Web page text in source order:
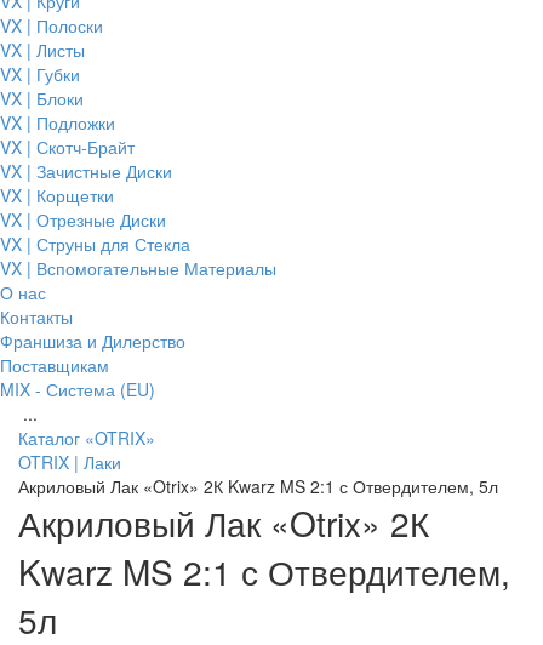
VX | Полоски
VX | Листы
VX | Губки
VX | Блоки
VX | Подложки
VX | Скотч-Брайт
VX | Зачистные Диски
VX | Корщетки
VX | Отрезные Диски
VX | Струны для Стекла
VX | Вспомогательные Материалы
О нас
Контакты
Франшиза и Дилерство
Поставщикам
MIX - Система (EU)
...
Каталог «OTRIX»
OTRIX | Лаки
Акриловый Лак «Otrix» 2К Kwarz MS 2:1 с Отвердителем, 5л
Акриловый Лак «Otrix» 2К
Kwarz MS 2:1 с Отвердителем,
5л